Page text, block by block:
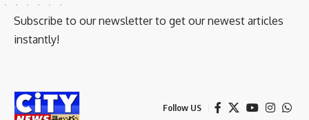
Subscribe to our newsletter to get our newest articles
instantly!
Follow US